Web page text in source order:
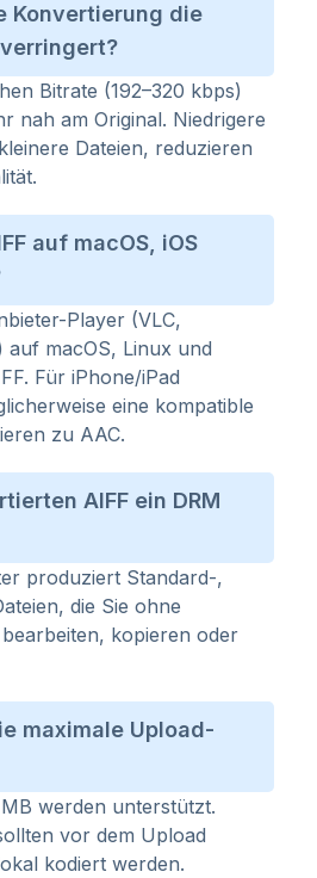
Konvertierung die
Bitrate (192–320 kbps)
nah am Original. Niedrigere
Dateien, reduzieren
auf macOS, iOS
Player (VLC,
macOS, Linux und
Für iPhone/iPad
eine kompatible
zu AAC.
AIFF ein DRM
produziert Standard-,
die Sie ohne
kopieren oder
maximale Upload-
werden unterstützt.
vor dem Upload
kodiert werden.